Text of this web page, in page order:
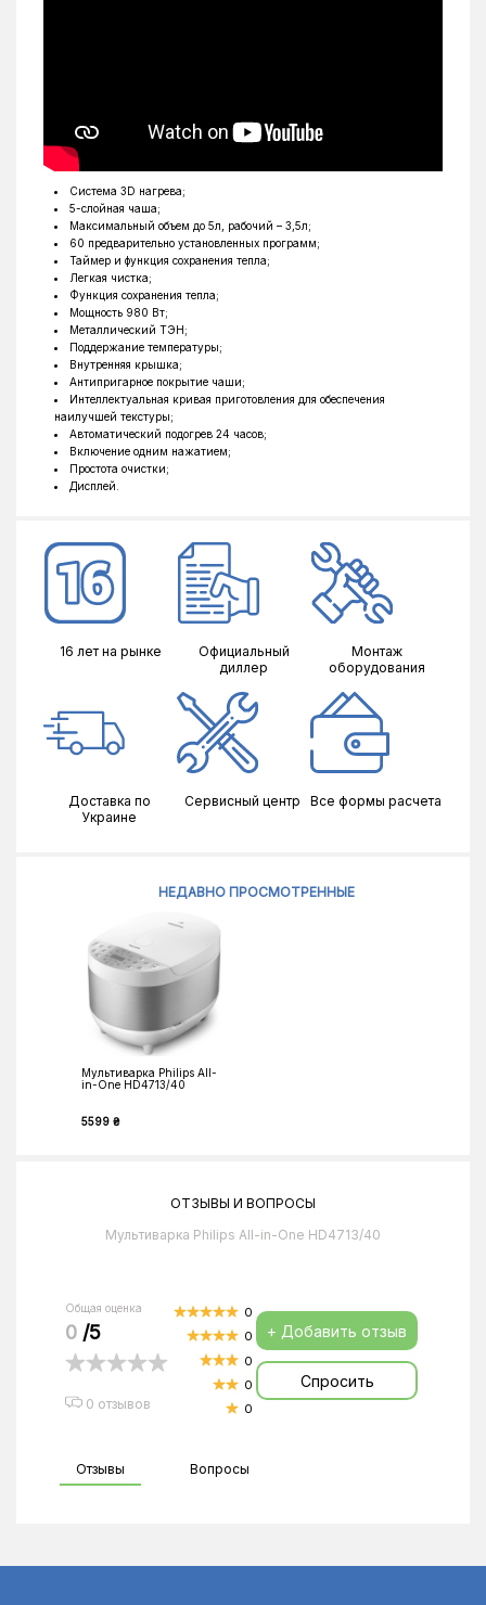
Система 3D нагрева;
5-слойная чаша;
Максимальный объем до 5л, рабочий – 3,5л;
60 предварительно установленных программ;
Таймер и функция сохранения тепла;
Легкая чистка;
Функция сохранения тепла;
Мощность 980 Вт;
Металлический ТЭН;
Поддержание температуры;
Внутренняя крышка;
Антипригарное покрытие чаши;
Интеллектуальная кривая приготовления для обеспечения
наилучшей текстуры;
Автоматический подогрев 24 часов;
Включение одним нажатием;
Простота очистки;
Дисплей.
16 лет на рынке
Официальный
диллер
Монтаж
оборудования
Доставка по
Украине
Сервисный центр Все формы расчета
НЕДАВНО ПРОСМОТРЕННЫЕ
Мультиварка Philips All-
in-One HD4713/40
5599 ₴
ОТЗЫВЫ И ВОПРОСЫ
Мультиварка Philips All-in-One HD4713/40
Общая оценка
0 /5
0 отзывов
0
0
0
0
0
+ Добавить отзыв
Спросить
Отзывы Вопросы